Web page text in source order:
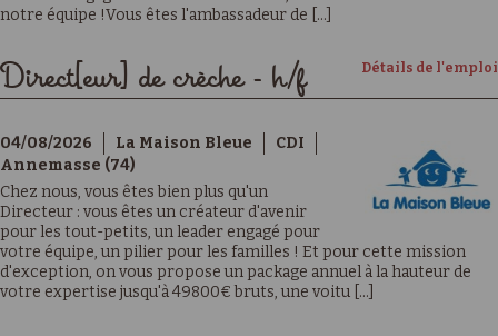
notre équipe !Vous êtes l'ambassadeur de [...]
Détails de l'emploi
Direct[eur] de crèche - h/f
04/08/2026 La Maison Bleue
CDI
Annemasse (74)
Chez nous, vous êtes bien plus qu'un
Directeur : vous êtes un créateur d'avenir
pour les tout-petits, un leader engagé pour
votre équipe, un pilier pour les familles ! Et pour cette mission
d'exception, on vous propose un package annuel à la hauteur de
votre expertise jusqu'à 49800€ bruts, une voitu [...]